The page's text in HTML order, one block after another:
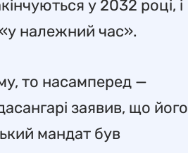
у 2032 році, і
належний час».
то насамперед —
заявив, що його
мандат був